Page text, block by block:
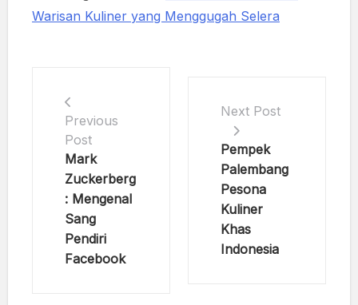
Warisan Kuliner yang Menggugah Selera
Previous
Post
Mark
Zuckerberg
: Mengenal
Sang
Pendiri
Facebook
Next Post
Pempek
Palembang
Pesona
Kuliner
Khas
Indonesia